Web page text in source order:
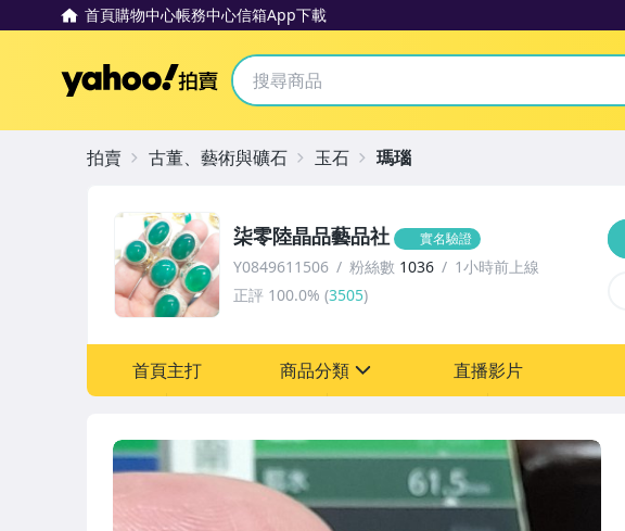
首頁購物中心帳務中心信箱App下載
Yahoo拍賣
柒零陸晶品藝品社 實名驗證
Y0849611506 粉絲數 1036
1小時前上線
正評 100.0% (3505)
首頁主打 商品分類
古董、藝術與礦石
直播影片
拍賣 古董、藝術與礦石 玉石 瑪瑙